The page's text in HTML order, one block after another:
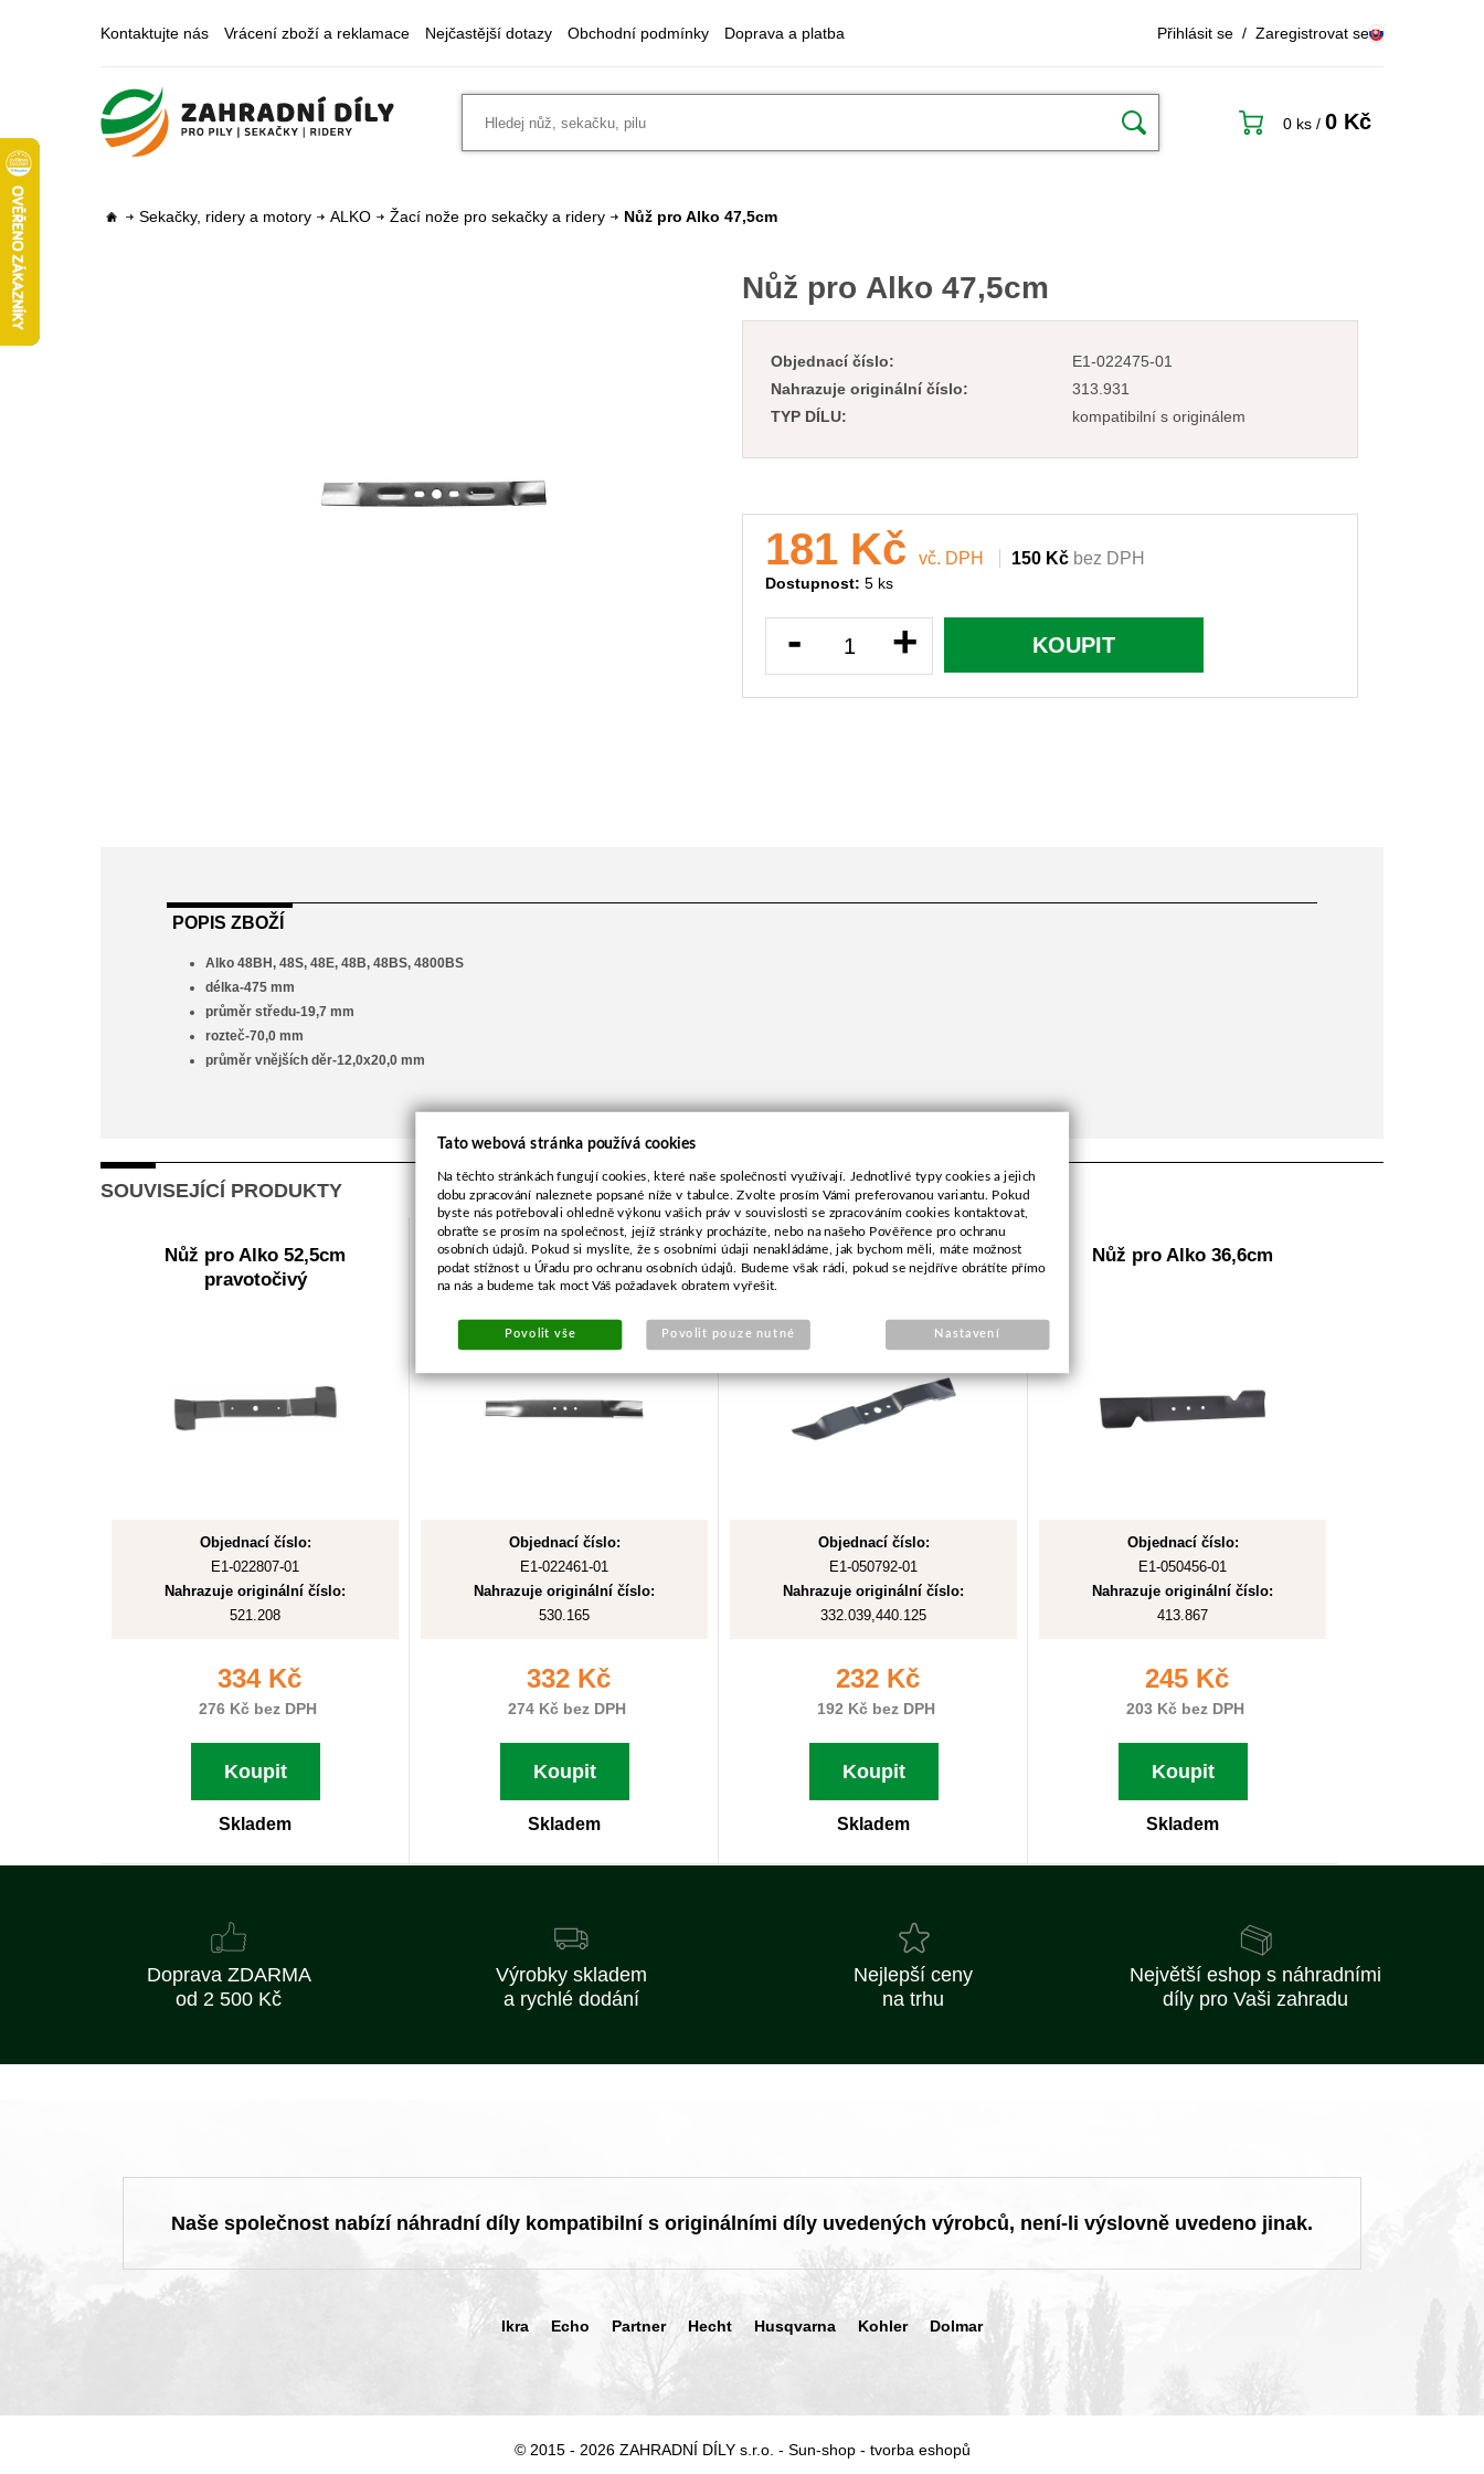
Kontaktujte nás Vrácení zboží a reklamace Nejčastější dotazy Obchodní podmínky Doprava a platba Přihlásit se / Zaregistrovat se
0 ks / 0 Kč
Sekačky, ridery a motory ALKO Žací nože pro sekačky a ridery Nůž pro Alko 47,5cm
Nůž pro Alko 47,5cm
Objednací číslo:
E1-022475-01
Nahrazuje originální číslo:
313.931
TYP DÍLU:
kompatibilní s originálem
181 Kč vč. DPH 150 Kč bez DPH
Dostupnost: 5 ks
- + KOUPIT
POPIS ZBOŽÍ
Alko 48BH, 48S, 48E, 48B, 48BS, 4800BS
délka-475 mm
průměr středu-19,7 mm
rozteč-70,0 mm
průměr vnějších děr-12,0x20,0 mm
SOUVISEJÍCÍ PRODUKTY
Nůž pro Alko 52,5cm
pravotočivý
Objednací číslo:
E1-022807-01
Nahrazuje originální číslo:
521.208
334 Kč
276 Kč bez DPH
Koupit
Skladem
Nůž pro Alko 51,0cm
Objednací číslo:
E1-022461-01
Nahrazuje originální číslo:
530.165
332 Kč
274 Kč bez DPH
Koupit
Skladem
Nůž pro Alko COMFORT
46,0cm
Objednací číslo:
E1-050792-01
Nahrazuje originální číslo:
332.039,440.125
232 Kč
192 Kč bez DPH
Koupit
Skladem
Nůž pro Alko 36,6cm
Objednací číslo:
E1-050456-01
Nahrazuje originální číslo:
413.867
245 Kč
203 Kč bez DPH
Koupit
Skladem
Doprava ZDARMA
od 2 500 Kč
Výrobky skladem
a rychlé dodání
Nejlepší ceny
na trhu
Největší eshop s náhradními
díly pro Vaši zahradu
Naše společnost nabízí náhradní díly kompatibilní s originálními díly uvedených výrobců, není-li výslovně uvedeno jinak.
Ikra Echo Partner Hecht Husqvarna Kohler Dolmar
© 2015 - 2026 ZAHRADNÍ DÍLY s.r.o. - Sun-shop- tvorba eshopů
Tato webová stránka používá cookies
Na těchto stránkách fungují cookies, které naše společnosti využívají. Jednotlivé typy cookies a jejich
dobu zpracování naleznete popsané níže v tabulce. Zvolte prosím Vámi preferovanou variantu. Pokud
byste nás potřebovali ohledně výkonu vašich práv v souvislosti se zpracováním cookies kontaktovat,
obraťte se prosím na společnost, jejíž stránky procházíte, nebo na našeho Pověřence pro ochranu
osobních údajů. Pokud si myslíte, že s osobními údaji nenakládáme, jak bychom měli, máte možnost
podat stížnost u Úřadu pro ochranu osobních údajů. Budeme však rádi, pokud se nejdříve obrátíte přímo
na nás a budeme tak moct Váš požadavek obratem vyřešit.
Povolit vše Povolit pouze nutné Nastavení